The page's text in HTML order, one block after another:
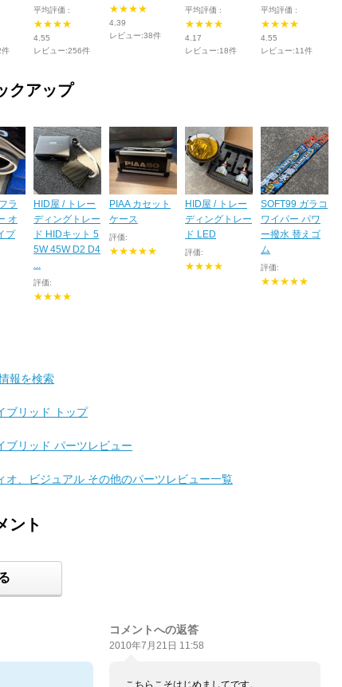
件
平均評価 :
★★★★
4.55
レビュー:256件
★★★★
4.39
レビュー:38件
平均評価 :
★★★★
4.17
レビュー:18件
平均評価 :
★★★★
4.55
レビュー:11件
クアップ
ラ
オ
プ
HID屋 / トレー
ディングトレー
ド HIDキット 5
5W 45W D2 D4
評価:
★★★★
PIAA カセット
ケース
評価:
★★★★★
HID屋 / トレー
ディングトレー
ド LED
評価:
★★★★
SOFT99 ガラコ
ワイパー パワ
ー撥水 替えゴ
ム
評価:
★★★★★
報を検索
ブリッド トップ
ブリッド パーツレビュー
オ、ビジュアル その他のパーツレビュー一覧
ント
コメントへの返答
2010年7月21日 11:58
こちらこそはじめましてです。